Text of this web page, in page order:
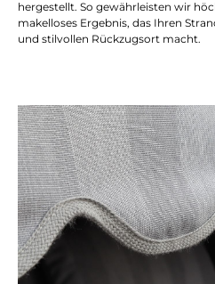
hergestellt. So gewährleisten wir
makelloses Ergebnis, das Ihren
und stilvollen Rückzugsort macht.